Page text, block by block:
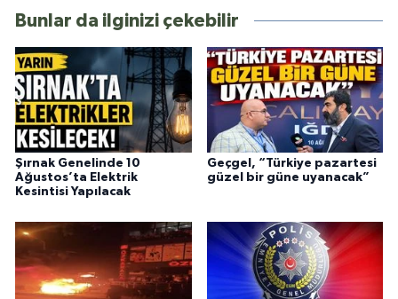
Bunlar da ilginizi çekebilir
Şırnak Genelinde 10
Ağustos’ta Elektrik
Kesintisi Yapılacak
Geçgel, “Türkiye pazartesi
güzel bir güne uyanacak”